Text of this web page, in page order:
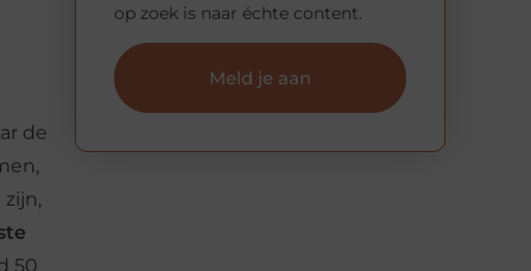
de
50
op zoek is naar échte content.
Meld je aan